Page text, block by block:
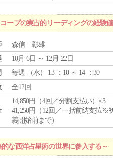
ープの実占的リーディングの経験
森信 彰雄
10月 6日 ～ 12月 22日
毎週 （水） 13 ：10 ～ 14 ：30
全12回
14,850円（4回／分割支払い）×3
41,250円（12回／一括前納支払※
義開始前まで）
な西洋占星術の世界に参入する～